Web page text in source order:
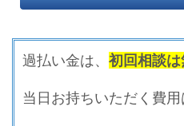
過払い金は、 初回相談
当日お持ちいただく費用